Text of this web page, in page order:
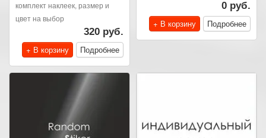
комплект наклеек, размер и
цвет на выбор
320 руб.
+ В корзину
Подробнее
0 руб.
+ В корзину
Подробнее